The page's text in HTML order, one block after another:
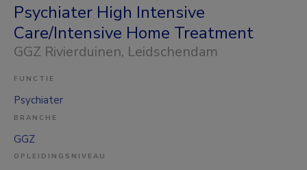
Psychiater High Intensive
Care/Intensive Home Treatment
GGZ Rivierduinen, Leidschendam
FUNCTIE
Psychiater
BRANCHE
GGZ
OPLEIDINGSNIVEAU